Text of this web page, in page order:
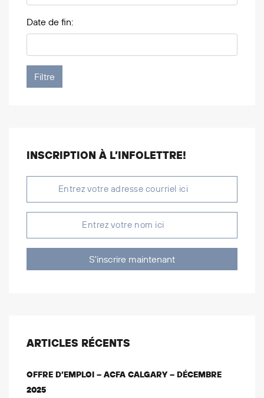
Date de fin:
INSCRIPTION À L’INFOLETTRE!
S'inscrire maintenant
ARTICLES RÉCENTS
OFFRE D’EMPLOI – ACFA CALGARY – DÉCEMBRE
2025